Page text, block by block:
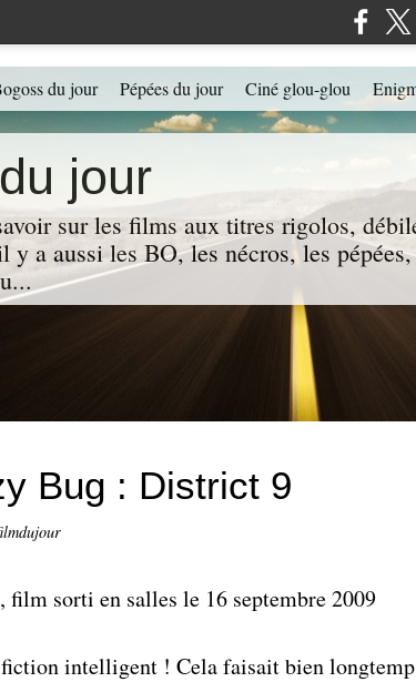
jour
sur les films aux titres rigolos,
a aussi les BO, les nécros, les
du jour Pépées du jour Ciné glou-glou
Bug : District 9
sorti en salles le 16 septembre 2009
intelligent ! Cela faisait bien